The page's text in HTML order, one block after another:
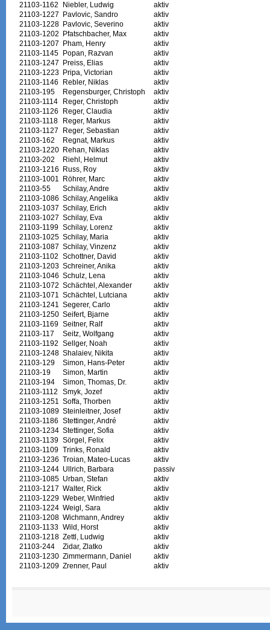
21103-1162
Niebler, Ludwig
aktiv
21103-1227 Pavlovic, Sandro
aktiv
21103-1228 Pavlovic, Severino
aktiv
21103-1202 Pfatschbacher, Max
aktiv
21103-1207 Pham, Henry
aktiv
21103-1145 Popan, Razvan
aktiv
21103-1247 Preiss, Elias
aktiv
21103-1223 Pripa, Victorian
aktiv
21103-1146
Rebler, Niklas
aktiv
21103-195
Regensburger, Christoph
aktiv
21103-1114
Reger, Christoph
aktiv
21103-1126
Reger, Claudia
aktiv
21103-1118
Reger, Markus
aktiv
21103-1127
Reger, Sebastian
aktiv
21103-162
Regnat, Markus
aktiv
21103-1220 Rehan, Niklas
aktiv
21103-202
Riehl, Helmut
aktiv
21103-1216 Russ, Roy
aktiv
21103-1001
Röhrer, Marc
aktiv
21103-55
Schilay, Andre
aktiv
21103-1086 Schilay, Angelika
aktiv
21103-1037 Schilay, Erich
aktiv
21103-1027 Schilay, Eva
aktiv
21103-1199 Schilay, Lorenz
aktiv
21103-1025 Schilay, Maria
aktiv
21103-1087 Schilay, Vinzenz
aktiv
21103-1102 Schottner, David
aktiv
21103-1203 Schreiner, Anika
aktiv
21103-1046 Schulz, Lena
aktiv
21103-1072 Schächtel, Alexander
aktiv
21103-1071
Schächtel, Lutciana
aktiv
21103-1241
Segerer, Carlo
aktiv
21103-1250 Seifert, Bjarne
aktiv
21103-1169 Seitner, Ralf
aktiv
21103-117
Seitz, Wolfgang
aktiv
21103-1192 Sellger, Noah
aktiv
21103-1248 Shalaiev, Nikita
aktiv
21103-129
Simon, Hans-Peter
aktiv
21103-19
Simon, Martin
aktiv
21103-194
Simon, Thomas, Dr.
aktiv
21103-1112
Smyk, Jozef
aktiv
21103-1251
Soffa, Thorben
aktiv
21103-1089 Steinleitner, Josef
aktiv
21103-1186 Stettinger, André
aktiv
21103-1234 Stettinger, Sofia
aktiv
21103-1139 Sörgel, Felix
aktiv
21103-1109 Trinks, Ronald
aktiv
21103-1236 Troian, Mateo-Lucas
aktiv
21103-1244 Ullrich, Barbara
passiv
21103-1085 Urban, Stefan
aktiv
21103-1217 Walter, Rick
aktiv
21103-1229 Weber, Winfried
aktiv
21103-1224 Weigl, Sara
aktiv
21103-1208 Wichmann, Andrey
aktiv
21103-1133 Wild, Horst
aktiv
21103-1218 Zettl, Ludwig
aktiv
21103-244
Zidar, Zlatko
aktiv
21103-1230 Zimmermann, Daniel
aktiv
21103-1209 Zrenner, Paul aktiv